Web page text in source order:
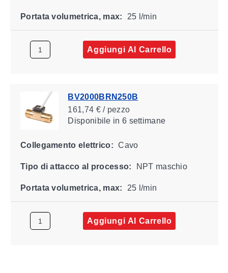
Portata volumetrica, max: 25 l/min
Aggiungi Al Carrello
BV2000BRN250B
161,74 € / pezzo
Disponibile in 6 settimane
Collegamento elettrico: Cavo
Tipo di attacco al processo: NPT maschio
Portata volumetrica, max: 25 l/min
Aggiungi Al Carrello